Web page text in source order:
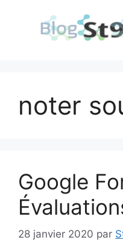
noter
Google
28 janvier 2020 par